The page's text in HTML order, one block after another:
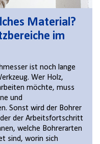
Material?
im
ist noch lange
Wer Holz,
möchte, muss
und
Sonst wird der Bohrer
der Arbeitsfortschritt
welche Bohrerarten
sind, worin sich